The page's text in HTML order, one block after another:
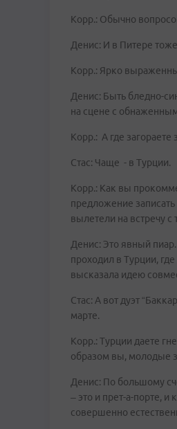
Корр.: Обычно
Денис: И в Питере
Корр.: Ярко
Денис: Быть бледно-
на сцене с
Корр.: А где загораете
Стас: Чаще - в Турции.
Корр.: Как вы
предложение
вылетели на встречу с
Денис: Это явный
проходил в Турции,
высказала идею
Стас: А вот дуэт
марте.
Корр.: Турции даете
образом вы, молодые
Денис: По большому
– это и прет-а-порте,
совершенно